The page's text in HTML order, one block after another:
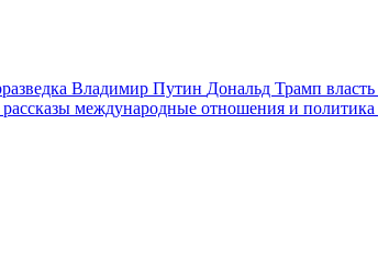
Владимир Путин Дональд Трамп власть
международные отношения и политика